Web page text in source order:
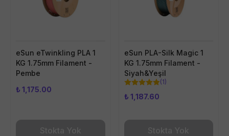
eSun eTwinkling PLA 1
KG 1.75mm Filament -
Pembe
₺ 1,175.00
Stokta Yok
eSun PLA-Silk Magic 1
KG 1.75mm Filament -
Siyah&Yeşil
(1)
₺ 1,187.60
Stokta Yok